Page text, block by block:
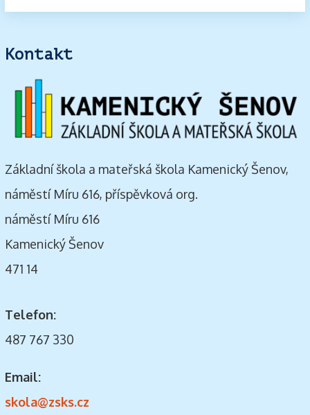
Kontakt
Základní škola a mateřská škola Kamenický Šenov,
náměstí Míru 616, příspěvková org.
náměstí Míru 616
Kamenický Šenov
471 14
Telefon:
487 767 330
Email:
skola@zsks.cz